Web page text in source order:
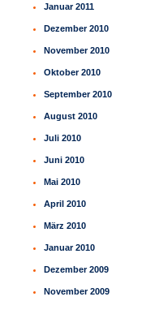
Januar 2011
Dezember 2010
November 2010
Oktober 2010
September 2010
August 2010
Juli 2010
Juni 2010
Mai 2010
April 2010
März 2010
Januar 2010
Dezember 2009
November 2009